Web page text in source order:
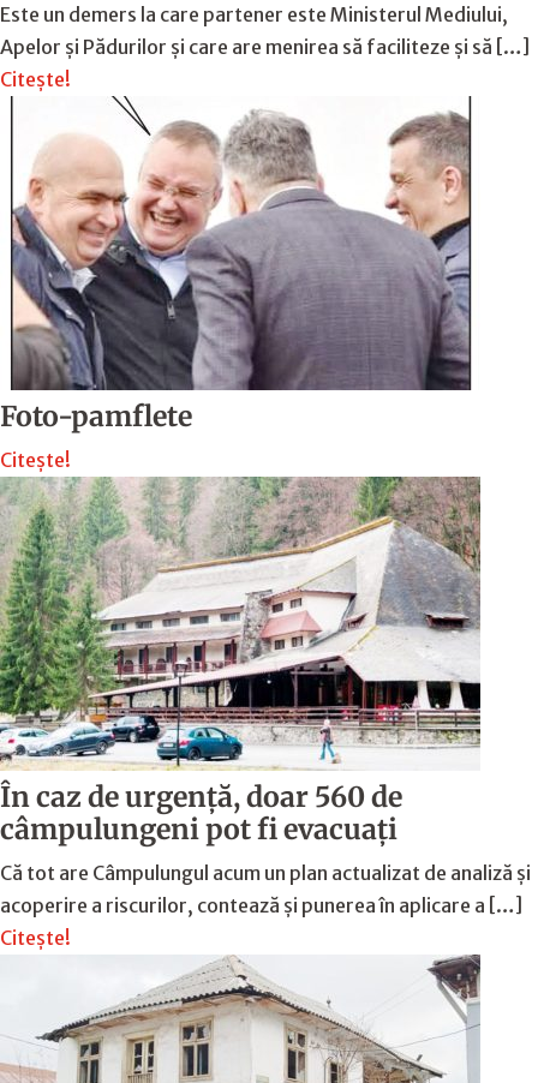
Este un demers la care partener este Ministerul Mediului,
Apelor și Pădurilor și care are menirea să faciliteze și să […]
Citește!
Foto-pamflete
Citește!
În caz de urgență, doar 560 de
câmpulungeni pot fi evacuați
Că tot are Câmpulungul acum un plan actualizat de analiză și
acoperire a riscurilor, contează și punerea în aplicare a […]
Citește!